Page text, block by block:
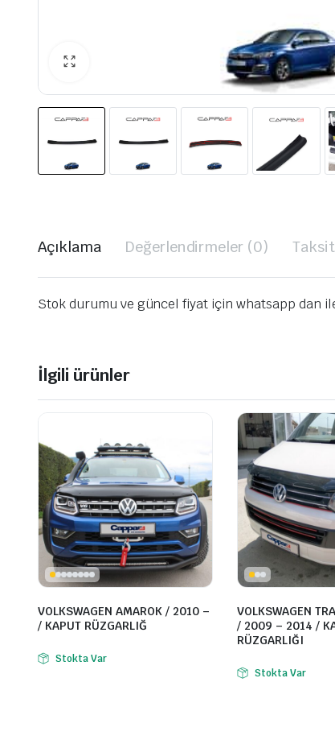
Açıklama Değerlendirmeler (0)
Stok durumu ve güncel fiyat için whatsapp dan
İlgili ürünler
VOLKSWAGEN AMAROK / 2010 –
/ KAPUT RÜZGARLIĞ
Stokta Var
VOLKSWAGEN
/ 2009 – 2014 /
RÜZGARLIĞI
Stokta Var